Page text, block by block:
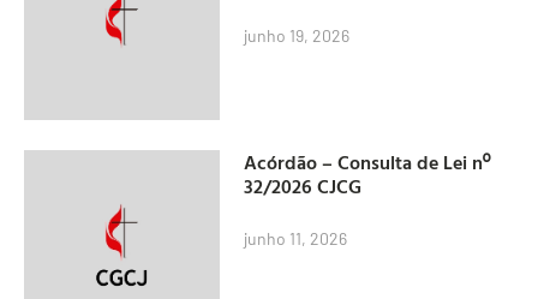
junho 19, 2026
Acórdão – Consulta de Lei nº
32/2026 CJCG
junho 11, 2026